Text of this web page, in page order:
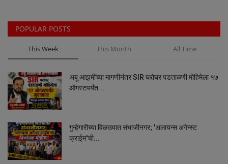
POPULAR POSTS
This Week This Month All Time
अबू आझमींच्या मागणीनंतर SIR घरोघर पडताळणी मोहिमेला १७
ऑगस्टपर्यंत...
गुन्हेगारीच्या विळख्यात संभाजीनगर; 'अलायन्स अगेन्स्ट
क्राईम'ची...